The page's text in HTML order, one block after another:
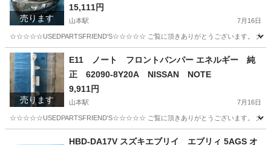
売ります
75 81170-B2770 DAIHATSU TANTO
15,111円
山本駅 7月16日
☆☆☆☆☆USEDPARTSFRIEND'S☆☆☆☆☆ ご覧に頂きありがとうございます。 大事な
佐賀 唐津市 外装、車外用品 KOITO
売ります
E11 ノート フロントバンパー エネルギー 純
正 62090-8Y20A NISSAN NOTE
9,911円
山本駅 7月16日
☆☆☆☆☆USEDPARTSFRIEND'S☆☆☆☆☆ ご覧に頂きありがとうございます。 大事な
外装、車外用品 バンパー
HBD-DA17V スズキエブリイ エブリィ 5AGS オ